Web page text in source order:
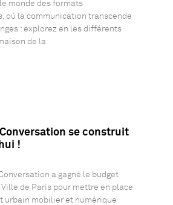
monde des formats
où la communication transcende
: explorez en les différents
de la
Conversation se construit
!
a gagné le budget
de Paris pour mettre en place
urbain mobilier et numérique